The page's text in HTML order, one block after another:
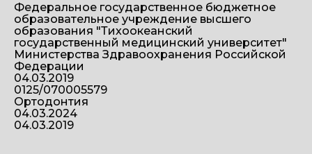
Федеральное государственное бюджетное
образовательное учреждение высшего
образования "Тихоокеанский
государственный медицинский университет"
Министерства Здравоохранения Российской
Федерации
04.03.2019
0125/070005579
Ортодонтия
04.03.2024
04.03.2019